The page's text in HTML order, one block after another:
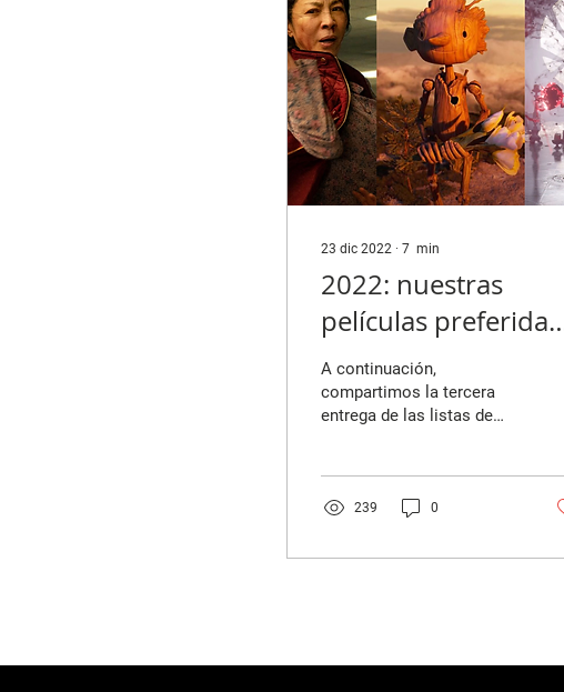
23 dic 2022 ∙ 7 min
2022: nuestras
películas preferidas
(parte 3)
A continuación,
compartimos la tercera
entrega de las listas de
239 0